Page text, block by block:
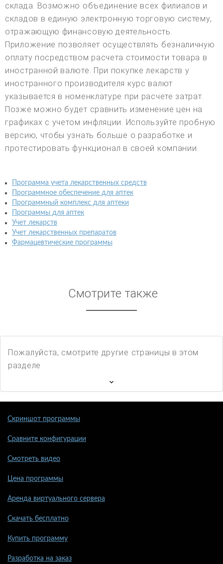
склада. Возможно объединение всех филиалов и
складов в единую электронную торговую систему,
отражающую финансовую деятельность.
Приложение позволяет осуществлять безналичную
оплату посредством расчета стоимости товара в
иностранной валюте. При покупке лекарств у
иностранного производителя курс валют
указывается в номенклатуре при расчете затрат.
Позже можно будет сравнить изменение цен на
графиках с учетом инфляции. Используйте пробную
версию, чтобы узнать больше о разработке и
протестировать функционал в своей компании.
Программа учета лекарственных средств
Программное обеспечение для аптек
Программный комплекс для аптеки
Программы для аптек
Учет лекарств
Учет лекарственных препаратов
Фармацевтические программы
Смотрите также
Пожалуйста, смотрите другие страницы в этом
разделе
Скриншот программы
Сравните конфигурации
Смотреть видео
Цена программы
Аренда виртуального сервера
Скачать бесплатно
Купить программу
Разработка на заказ